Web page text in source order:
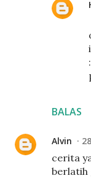
BALAS
Alvin
cerita
berlatih